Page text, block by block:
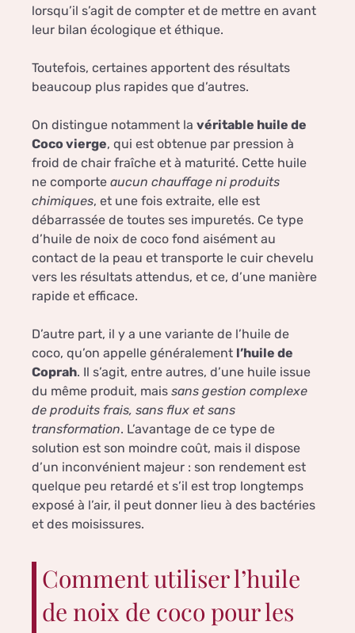
lorsqu’il s’agit de compter et de mettre en avant
leur bilan écologique et éthique.
Toutefois, certaines apportent des résultats
beaucoup plus rapides que d’autres.
On distingue notamment la véritable huile de
Coco vierge, qui est obtenue par pression à
froid de chair fraîche et à maturité. Cette huile
ne comporte aucun chauffage ni produits
chimiques, et une fois extraite, elle est
débarrassée de toutes ses impuretés. Ce type
d’huile de noix de coco fond aisément au
contact de la peau et transporte le cuir chevelu
vers les résultats attendus, et ce, d’une manière
rapide et efficace.
D’autre part, il y a une variante de l’huile de
coco, qu’on appelle généralement l’huile de
Coprah. Il s’agit, entre autres, d’une huile issue
du même produit, mais sans gestion complexe
de produits frais, sans flux et sans
transformation. L’avantage de ce type de
solution est son moindre coût, mais il dispose
d’un inconvénient majeur : son rendement est
quelque peu retardé et s’il est trop longtemps
exposé à l’air, il peut donner lieu à des bactéries
et des moisissures.
Comment utiliser l’huile
de noix de coco pour les